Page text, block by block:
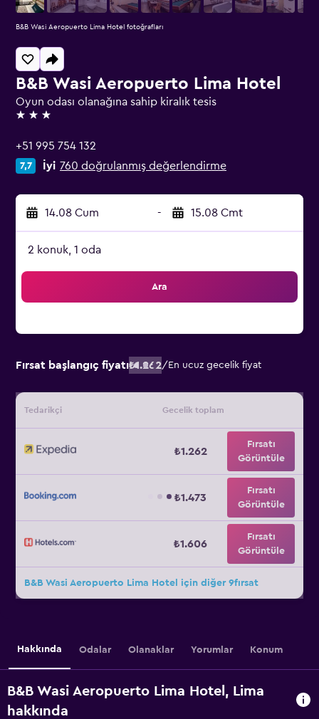
B&B Wasi Aeropuerto Lima Hotel
Oyun odası olanağına sahip kiralık tesis
3 yıldız
+51 995 754 132
7,7 İyi 760 doğrulanmış değerlendirme
14.08 Cum - 15.08 Cmt
2 konuk, 1 oda
Ara
Fırsat başlangıç fiyatı₺1.262/ En ucuz gecelik fiyat
Tedarikçi Gecelik toplam
₺1.262
Fırsatı
Görüntüle
₺1.473
Fırsatı
Görüntüle
₺1.606
Fırsatı
Görüntüle
B&B Wasi Aeropuerto Lima Hotel için diğer 9fırsat
B&B Wasi Aeropuerto Lima Hotel fotoğrafları
Hakkında Odalar Olanaklar Yorumlar Konum
B&B Wasi Aeropuerto Lima Hotel, Lima
hakkında